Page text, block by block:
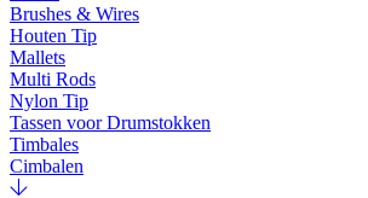
Brushes & Wires
Houten Tip
Mallets
Multi Rods
Nylon Tip
Tassen voor Drumstokken
Timbales
Cimbalen